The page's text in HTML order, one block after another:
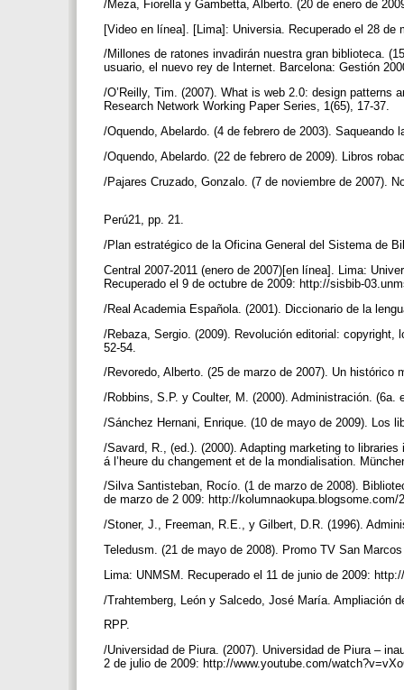
/Meza, Fiorella y Gambetta, Alberto. (20 de enero de
[Video en línea]. [Lima]: Universia. Recuperado el 28
/Millones de ratones invadirán nuestra gran biblioteca.
usuario, el nuevo rey de Internet. Barcelona: Gestión
/O’Reilly, Tim. (2007). What is web 2.0: design
Research Network Working Paper Series, 1(65), 17-37.
/Oquendo, Abelardo. (4 de febrero de 2003).
/Oquendo, Abelardo. (22 de febrero de 2009). Libros
/Pajares Cruzado, Gonzalo. (7 de noviembre de 2007).
Perú21, pp. 21.
/Plan estratégico de la Oficina General del Sistema de
Central 2007-2011 (enero de 2007)[en línea]. Lima:
Recuperado el 9 de octubre de 2009: http://sisbib-
/Real Academia Española. (2001). Diccionario de la
/Rebaza, Sergio. (2009). Revolución editorial: copyright,
52-54.
/Revoredo, Alberto. (25 de marzo de 2007). Un
/Robbins, S.P. y Coulter, M. (2000). Administración.
/Sánchez Hernani, Enrique. (10 de mayo de 2009). Los
/Savard, R., (ed.). (2000). Adapting marketing to
á l’heure du changement et de la mondialisation.
/Silva Santisteban, Rocío. (1 de marzo de 2008).
de marzo de 2 009: http://
/Stoner, J., Freeman, R.E., y Gilbert, D.R. (1996).
Teledusm. (21 de mayo de 2008). Promo TV San
Lima: UNMSM. Recuperado el 11 de junio de 2009:
/Trahtemberg, León y Salcedo, José María. Ampliación
RPP.
/Universidad de Piura. (2007). Universidad de Piura –
2 de julio de 2009: http://www.youtube.com/